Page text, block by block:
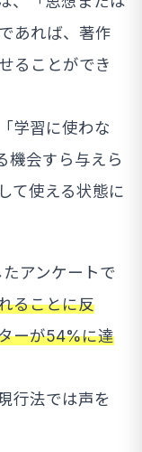
あれば、著作
ることができ
学習に使わな
機会すら与えら
て使える状態に
アンケートで
ることに反
ーが54%に達
行法では声を